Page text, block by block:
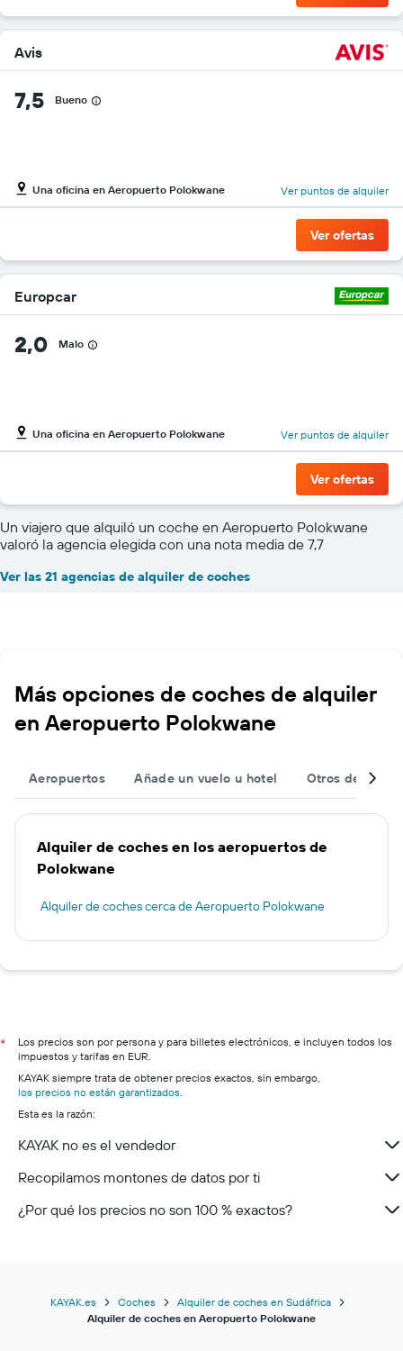
Avis
7,5 Bueno
Una oficina en Aeropuerto Polokwane Ver puntos de alquiler
Ver ofertas
Europcar
2,0 Malo
Una oficina en Aeropuerto Polokwane Ver puntos de alquiler
Ver ofertas
Un viajero que alquiló un coche en Aeropuerto Polokwane
valoró la agencia elegida con una nota media de 7,7
Ver las 21 agencias de alquiler de coches
Más opciones de coches de alquiler
en Aeropuerto Polokwane
Aeropuertos Añade un vuelo u hotel Otros destinos
Alquiler de coches en los aeropuertos de
Polokwane
Alquiler de coches cerca de Aeropuerto Polokwane
*
Los precios son por persona y para billetes electrónicos, e incluyen todos los
impuestos y tarifas en EUR.
KAYAK siempre trata de obtener precios exactos, sin embargo,
los precios no están garantizados.
Esta es la razón:
KAYAK no es el vendedor
Recopilamos montones de datos por ti
¿Por qué los precios no son 100 % exactos?
KAYAK.es Coches
Alquiler de coches en Sudáfrica
Alquiler de coches en Aeropuerto Polokwane